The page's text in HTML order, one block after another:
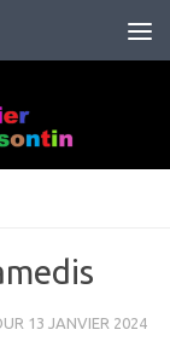
13 JANVIER 2024